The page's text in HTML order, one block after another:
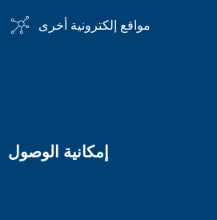
مواقع إلكترونية أخرى
إمكانية الوصول